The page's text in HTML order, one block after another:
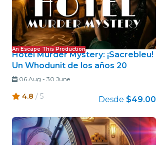
An Escape This Production
Hotel Murder Mystery: ¡Sacrebleu!
Un Whodunit de los años 20
06 Aug - 30 June
4.8 / 5 Desde $49.00